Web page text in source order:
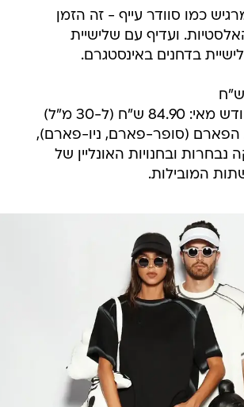
כמו סוודר עייף - זה הזמן
ועדיף עם שלישיית
בדחנים באינסטגרם.
ש"ח (ל-30 מ"ל)
הפארם (סופר-פארם, ניו-פארם),
נבחרות ובחנויות האונליין של
המובילות.